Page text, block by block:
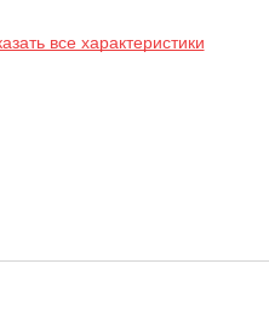
все характеристики